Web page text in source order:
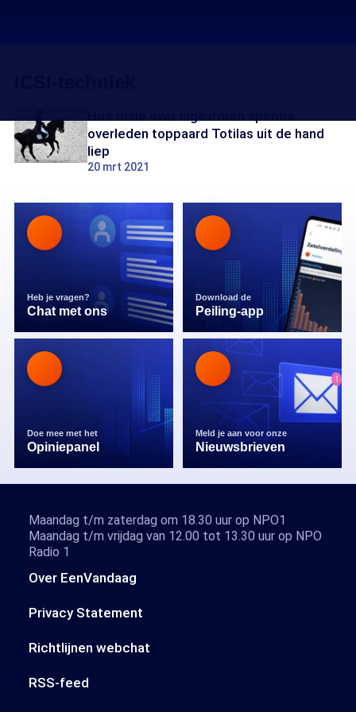
overleden toppaard Totilas uit de hand
liep
20 mrt 2021
Heb je vragen?
Chat met ons
Download de
Peiling-app
Doe mee met het
Opiniepanel
Meld je aan voor onze
Nieuwsbrieven
Over EenVandaag
Privacy Statement
Richtlijnen webchat
RSS-feed
Maandag t/m zaterdag om 18.30 uur op NPO1
Maandag t/m vrijdag van 12.00 tot 13.30 uur op NPO
Radio 1